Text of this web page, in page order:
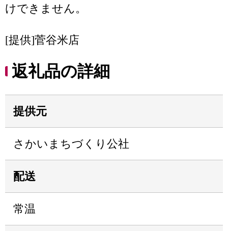
けできません。
[提供]菅谷米店
返礼品の詳細
提供元
さかいまちづくり公社
配送
常温